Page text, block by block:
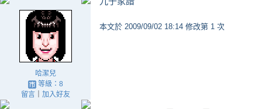
哈潔兒
等級：8
留言｜ 加入好友
本文於 2009/09/02 18:14 修改第 1 次